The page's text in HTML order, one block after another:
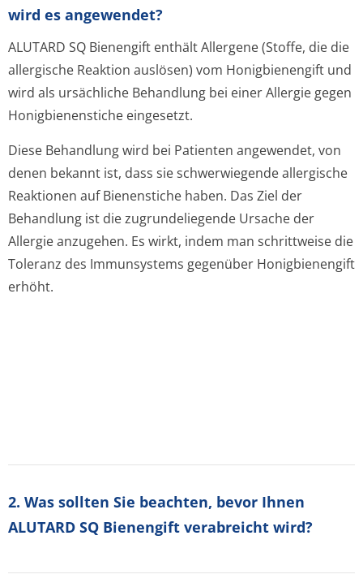
wird es angewendet?
ALUTARD SQ Bienengift enthält Allergene (Stoffe, die die
allergische Reaktion auslösen) vom Honigbienengift und
wird als ursächliche Behandlung bei einer Allergie gegen
Honigbienenstiche eingesetzt.
Diese Behandlung wird bei Patienten angewendet, von
denen bekannt ist, dass sie schwerwiegende allergische
Reaktionen auf Bienenstiche haben. Das Ziel der
Behandlung ist die zugrundeliegende Ursache der
Allergie anzugehen. Es wirkt, indem man schrittweise die
Toleranz des Immunsystems gegenüber Honigbienengift
erhöht.
2. Was sollten Sie beachten, bevor Ihnen
ALUTARD SQ Bienengift verabreicht wird?